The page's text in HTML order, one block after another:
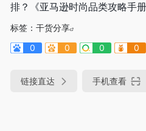
排？《亚马逊时尚品类攻略手
标签： 干货分享
0
0 0 0
链接直达 手机查看